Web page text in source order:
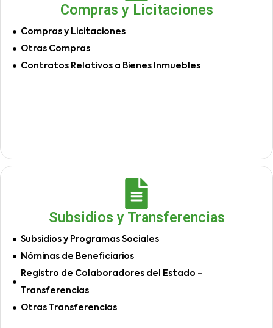
Compras y Licitaciones
Compras y Licitaciones
Otras Compras
Contratos Relativos a Bienes Inmuebles
Subsidios y Transferencias
Subsidios y Programas Sociales
Nóminas de Beneficiarios
Registro de Colaboradores del Estado -
Transferencias
Otras Transferencias